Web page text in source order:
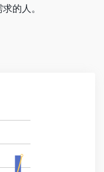
的人。